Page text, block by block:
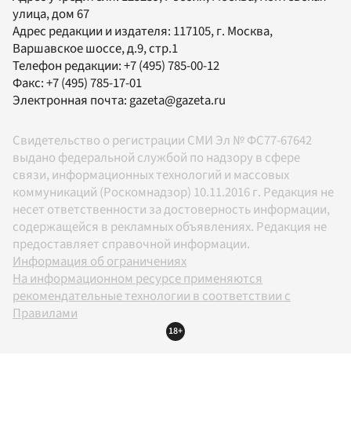
улица, дом 67
Адрес редакции и издателя: 117105, г. Москва,
Варшавское шоссе, д.9, стр.1
Телефон редакции:+7 (495) 785-00-12
Факс:+7 (495) 785-17-01
Электронная почта:gazeta@gazeta.ru
Свидетельство о регистрации СМИ Эл № ФС77-67642
выдано федеральной службой по надзору в сфере
связи, информационных технологий и массовых
коммуникаций (Роскомнадзор) 10.11.2016 г. Редакция не
несет ответственности за достоверность информации,
содержащейся в рекламных объявлениях. Редакция не
предоставляет справочной информации.
Информация об ограничениях
На информационном ресурсе применяются
рекомендательные технологии в соответствии с
Правилами
18+